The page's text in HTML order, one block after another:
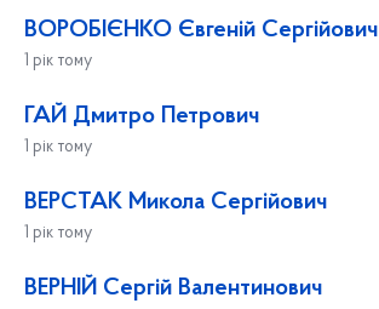
ВОРОБІЄНКО Євгеній Сергійович
1 рік тому
ГАЙ Дмитро Петрович
1 рік тому
ВЕРСТАК Микола Сергійович
1 рік тому
ВЕРНІЙ Сергій Валентинович